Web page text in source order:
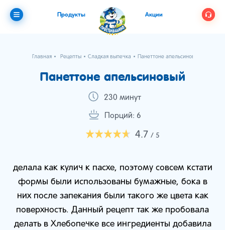
Продукты Акции
Главная Рецепты Сладкая выпечка Панеттоне апельсиновый
Панеттоне апельсиновый
230 минут
Порций: 6
4.7 / 5
делала как кулич к пасхе, поэтому совсем кстати
формы были использованы бумажные, бока в
них после запекания были такого же цвета как
поверхность. Данный рецепт так же пробовала
делать в Хлебопечке все ингредиенты добавила